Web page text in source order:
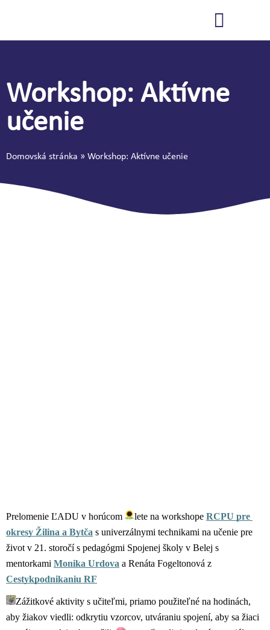
Workshop: Aktívne
učenie
Domovská stránka » Workshop: Aktívne učenie
Prelomenie ĽADU v horúcom lete na workshope RCPU pre
okresy Žilina a Bytča s univerzálnymi technikami na učenie pre
život v 21. storočí s pedagógmi Spojenej školy v Belej s
mentorkami Monika Urdova
Cestykpodnikaniu RF
Zážitkové aktivity s učiteľmi, priamo použiteľné na hodinách,
aby žiakov viedli: odkrytiu vzorcov, utváraniu spojení, aby sa žiaci